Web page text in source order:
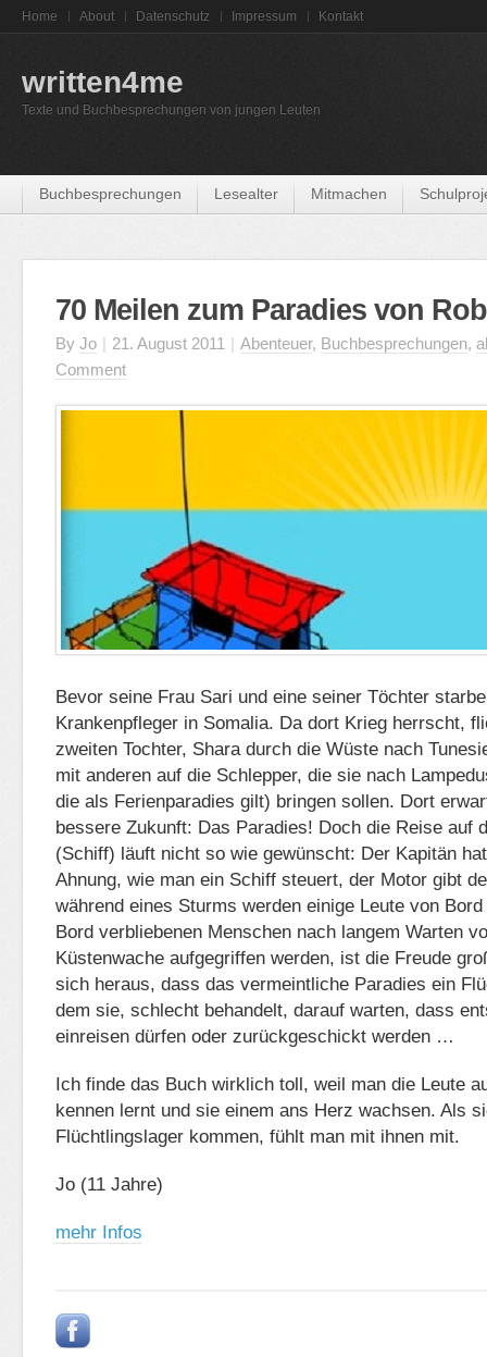
Home About Datenschutz Impressum Kontakt
written4me
Texte und Buchbesprechungen von jungen Leuten
Buchbesprechungen Lesealter Mitmachen
70 Meilen zum Paradies von
By Jo | 21. August 2011 | Abenteuer, Buchbesprechungen,
Comment
Bevor seine Frau Sari und eine seiner Töchter
Krankenpfleger in Somalia. Da dort Krieg herrscht,
zweiten Tochter, Shara durch die Wüste nach
mit anderen auf die Schlepper, die sie nach
die als Ferienparadies gilt) bringen sollen. Dort
bessere Zukunft: Das Paradies! Doch die Reise auf
(Schiff) läuft nicht so wie gewünscht: Der Kapitän
Ahnung, wie man ein Schiff steuert, der Motor gibt
während eines Sturms werden einige Leute von
Bord verbliebenen Menschen nach langem Warten
Küstenwache aufgegriffen werden, ist die Freude
sich heraus, dass das vermeintliche Paradies ein
dem sie, schlecht behandelt, darauf warten, dass
einreisen dürfen oder zurückgeschickt werden …
Ich finde das Buch wirklich toll, weil man die Leute
kennen lernt und sie einem ans Herz wachsen. Als
Flüchtlingslager kommen, fühlt man mit ihnen mit.
Jo (11 Jahre)
mehr Infos